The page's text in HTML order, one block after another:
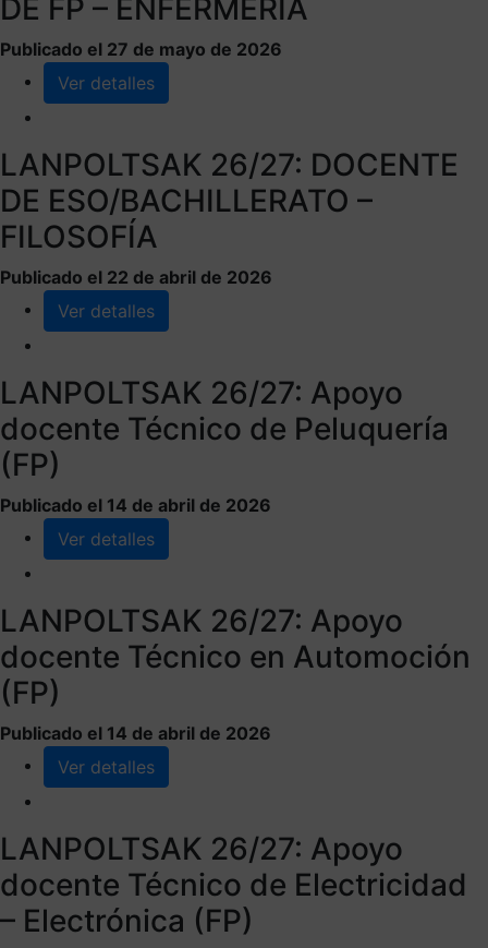
DE FP – ENFERMERÍA
Publicado el 27 de mayo de 2026
Ver detalles
LANPOLTSAK 26/27: DOCENTE
DE ESO/BACHILLERATO –
FILOSOFÍA
Publicado el 22 de abril de 2026
Ver detalles
LANPOLTSAK 26/27: Apoyo
docente Técnico de Peluquería
(FP)
Publicado el 14 de abril de 2026
Ver detalles
LANPOLTSAK 26/27: Apoyo
docente Técnico en Automoción
(FP)
Publicado el 14 de abril de 2026
Ver detalles
LANPOLTSAK 26/27: Apoyo
docente Técnico de Electricidad
– Electrónica (FP)